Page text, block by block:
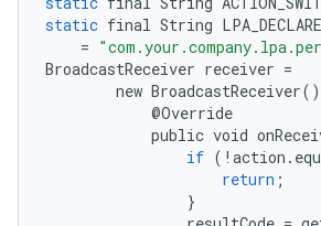
static final String
=
BroadcastReceiver receiver =
new BroadcastReceiver()
@Override
public void
if ( ! action .
return ;
}